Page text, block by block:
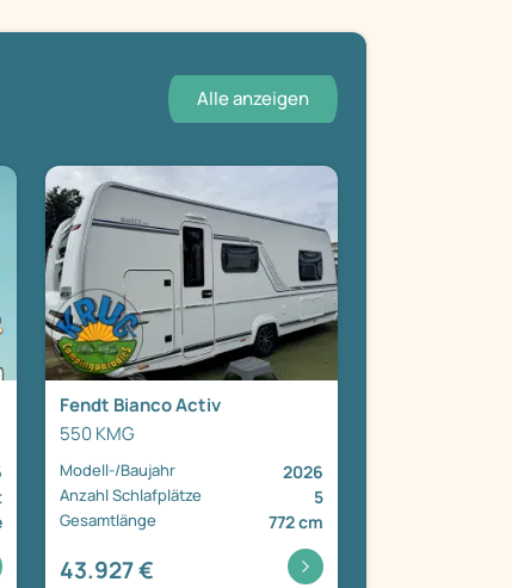
Alle anzeigen
Fendt Bianco Activ
550 KMG
Modell-/Baujahr 2026
Anzahl Schlafplätze 5
Gesamtlänge 772 cm
43.927 €